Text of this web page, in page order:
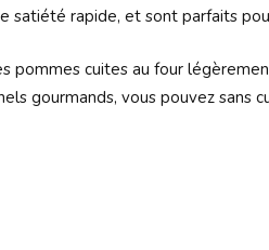
satiété rapide, et sont parfaits
cuites au four
gourmands, vous pouvez sans